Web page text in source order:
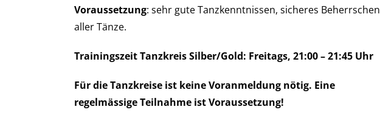
Voraussetzung: sehr gute Tanzkenntnissen, sicheres Beherrschen
aller Tänze.
Trainingszeit Tanzkreis Silber/Gold: Freitags, 21:00 – 21:45 Uhr
Für die Tanzkreise ist keine Voranmeldung nötig. Eine
regelmässige Teilnahme ist Voraussetzung!